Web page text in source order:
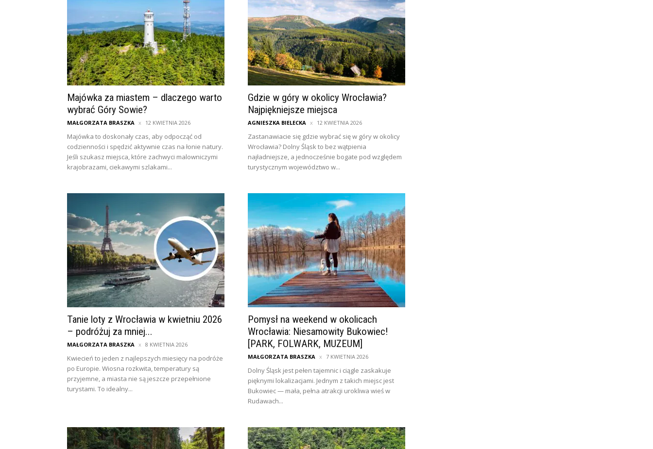
Majówka za miastem – dlaczego warto
wybrać Góry Sowie?
MAŁGORZATA BRASZKA 12 KWIETNIA 2026
Majówka to doskonały czas, aby odpocząć od
codzienności i spędzić aktywnie czas na łonie natury.
Jeśli szukasz miejsca, które zachwyci malowniczymi
krajobrazami, ciekawymi szlakami...
Gdzie w góry w okolicy Wrocławia?
Najpiękniejsze miejsca
AGNIESZKA BIELECKA 12 KWIETNIA 2026
Zastanawiacie się gdzie wybrać się w góry w okolicy
Wrocławia? Dolny Śląsk to bez wątpienia
najładniejsze, a jednocześnie bogate pod względem
turystycznym województwo w...
Tanie loty z Wrocławia w kwietniu 2026
– podróżuj za mniej...
MAŁGORZATA BRASZKA 8 KWIETNIA 2026
Kwiecień to jeden z najlepszych miesięcy na podróże
po Europie. Wiosna rozkwita, temperatury są
przyjemne, a miasta nie są jeszcze przepełnione
turystami. To idealny...
Pomysł na weekend w okolicach
Wrocławia: Niesamowity Bukowiec!
[PARK, FOLWARK, MUZEUM]
MAŁGORZATA BRASZKA 7 KWIETNIA 2026
Dolny Śląsk jest pełen tajemnic i ciągle zaskakuje
pięknymi lokalizacjami. Jednym z takich miejsc jest
Bukowiec — mała, pełna atrakcji urokliwa wieś w
Rudawach...